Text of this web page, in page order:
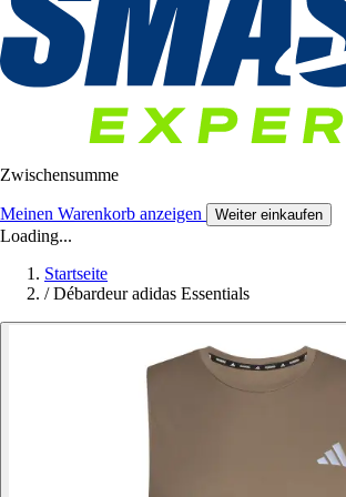
Zwischensumme
Meinen Warenkorb anzeigen Weiter einkaufen
Loading...
Startseite
/ Débardeur adidas Essentials